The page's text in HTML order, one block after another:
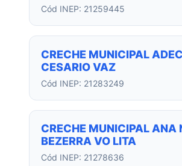
Cód INEP: 21259445
CRECHE MUNICIPAL
CESARIO VAZ
Cód INEP: 21283249
CRECHE MUNICIPAL ANA
BEZERRA VO LITA
Cód INEP: 21278636